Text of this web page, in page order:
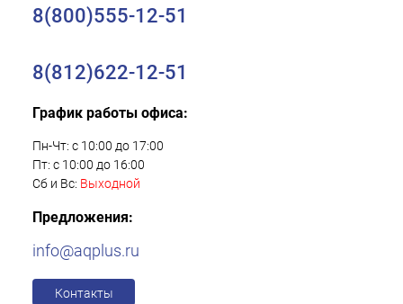
8(800)555-12-51
8(812)622-12-51
График работы офиса:
Пн-Чт: с 10:00 до 17:00
Пт: с 10:00 до 16:00
Сб и Вс: Выходной
Предложения:
info@aqplus.ru
Контакты